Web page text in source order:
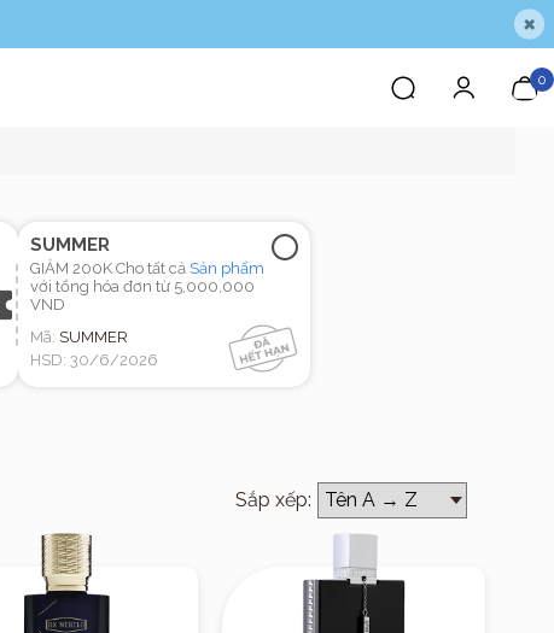
×
0
SUMMER
GIẢM 200K Cho tất cả Sản phẩm
với tổng hóa đơn từ 5,000,000
VND
Mã: SUMMER
HSD: 30/6/2026
Sắp xếp: